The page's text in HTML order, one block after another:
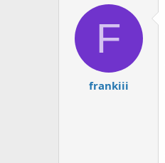
F
frankiii